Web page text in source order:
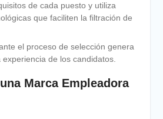
de cada puesto y utiliza
que faciliten la filtración de
el proceso de selección genera
de los candidatos.
Marca Empleadora